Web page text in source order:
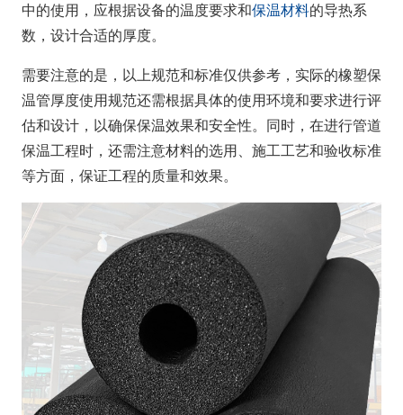
中的使用，应根据设备的温度要求和保温材料的导热系
数，设计合适的厚度。
需要注意的是，以上规范和标准仅供参考，实际的橡塑保
温管厚度使用规范还需根据具体的使用环境和要求进行评
估和设计，以确保保温效果和安全性。同时，在进行管道
保温工程时，还需注意材料的选用、施工工艺和验收标准
等方面，保证工程的质量和效果。